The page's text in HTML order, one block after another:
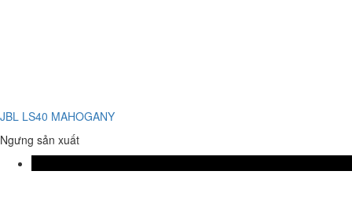
JBL LS40 MAHOGANY
Ngưng sản xuất